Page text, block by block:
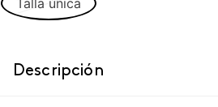
Talla única
Descripción